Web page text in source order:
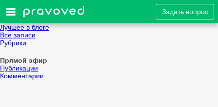
Задать вопрос
Лучшее в блоге
Все записи
Рубрики
Прямой эфир
Публикации
Комментарии